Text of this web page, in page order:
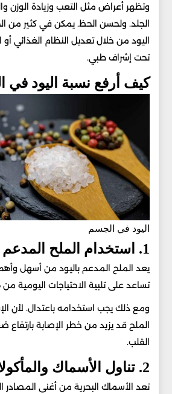
وتظهر أعراض مثل التعب وزيادة الوزن
الجلد. ولحسن الحظ. يمكن في كثير من
اليود من خلال تعديل النظام الغذائي
تحت إشراف طبي.
كيف أرفع نسبة اليود في
اليود في الجسم
1. استخدام الملح المدعم باليود
يعد الملح المدعم باليود من أسهل
تساعد على تلبية الاحتياجات اليومية
ومع ذلك يجب استخدامه باعتدال. لأن
الملح قد يزيد من خطر الإصابة
القلب.
2. تناول الأسماك والمأكولات البحرية
تعد الأسماك البحرية من أغنى المصادر